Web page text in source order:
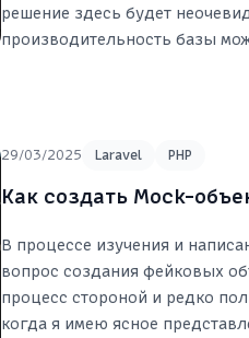
решение здесь будет
производительность базы
29/03/2025 Laravel PHP
Как создать Mock-
В процессе изучения и
вопрос создания фейковых
процесс стороной и редко
когда я имею ясное